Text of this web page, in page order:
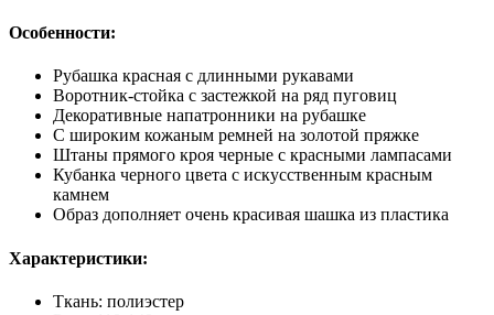
Особенности:
Рубашка красная с длинными рукавами
Воротник-стойка с застежкой на ряд пуговиц
Декоративные напатронники на рубашке
С широким кожаным ремней на золотой пряжке
Штаны прямого кроя черные с красными лампасами
Кубанка черного цвета с искусственным красным
камнем
Образ дополняет очень красивая шашка из пластика
Характеристики:
Ткань: полиэстер